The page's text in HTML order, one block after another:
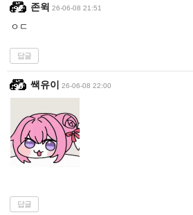
존윅 26-06-08 21:51
ㅇㄷ
답글
쌕유이 26-06-08 22:00
답글